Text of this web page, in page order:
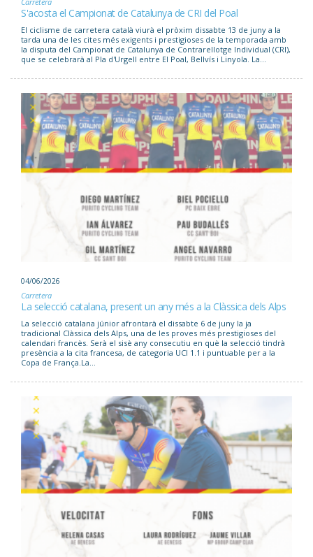
S'acosta el Campionat de Catalunya de CRI del Poal
El ciclisme de carretera català viurà el pròxim dissabte 13 de juny a la
tarda una de les cites més exigents i prestigioses de la temporada amb
la disputa del Campionat de Catalunya de Contrarellotge Individual (CRI),
que se celebrarà al Pla d'Urgell entre El Poal, Bellvís i Linyola. La...
04/06/2026
Carretera
La selecció catalana, present un any més a la Clàssica dels Alps
La selecció catalana júnior afrontarà el dissabte 6 de juny la ja
tradicional Clàssica dels Alps, una de les proves més prestigioses del
calendari francès. Serà el sisè any consecutiu en què la selecció tindrà
presència a la cita francesa, de categoria UCI 1.1 i puntuable per a la
Copa de França.La...